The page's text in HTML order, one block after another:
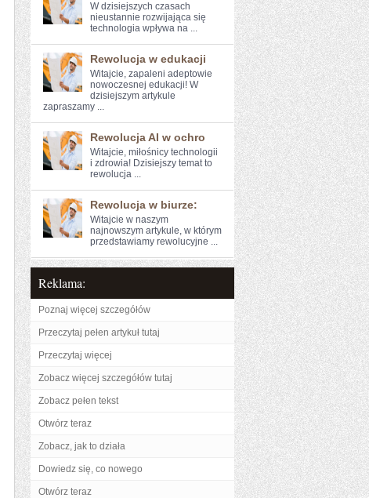
W dzisiejszych czasach
nieustannie rozwijająca się
technologia wpływa na ...
Rewolucja w edukacji
Witajcie, zapaleni adeptowie
nowoczesnej edukacji! W
dzisiejszym artykule
zapraszamy ...
Rewolucja AI w ochro
Witajcie, miłośnicy technologii
i zdrowia! ⁤Dzisiejszy temat to
rewolucja ...
Rewolucja w biurze:
Witajcie w ​naszym
najnowszym artykule, w którym​
przedstawiamy rewolucyjne ...
Reklama:
Poznaj więcej szczegółów
Przeczytaj pełen artykuł tutaj
Przeczytaj więcej
Zobacz więcej szczegółów tutaj
Zobacz pełen tekst
Otwórz teraz
Zobacz, jak to działa
Dowiedz się, co nowego
Otwórz teraz